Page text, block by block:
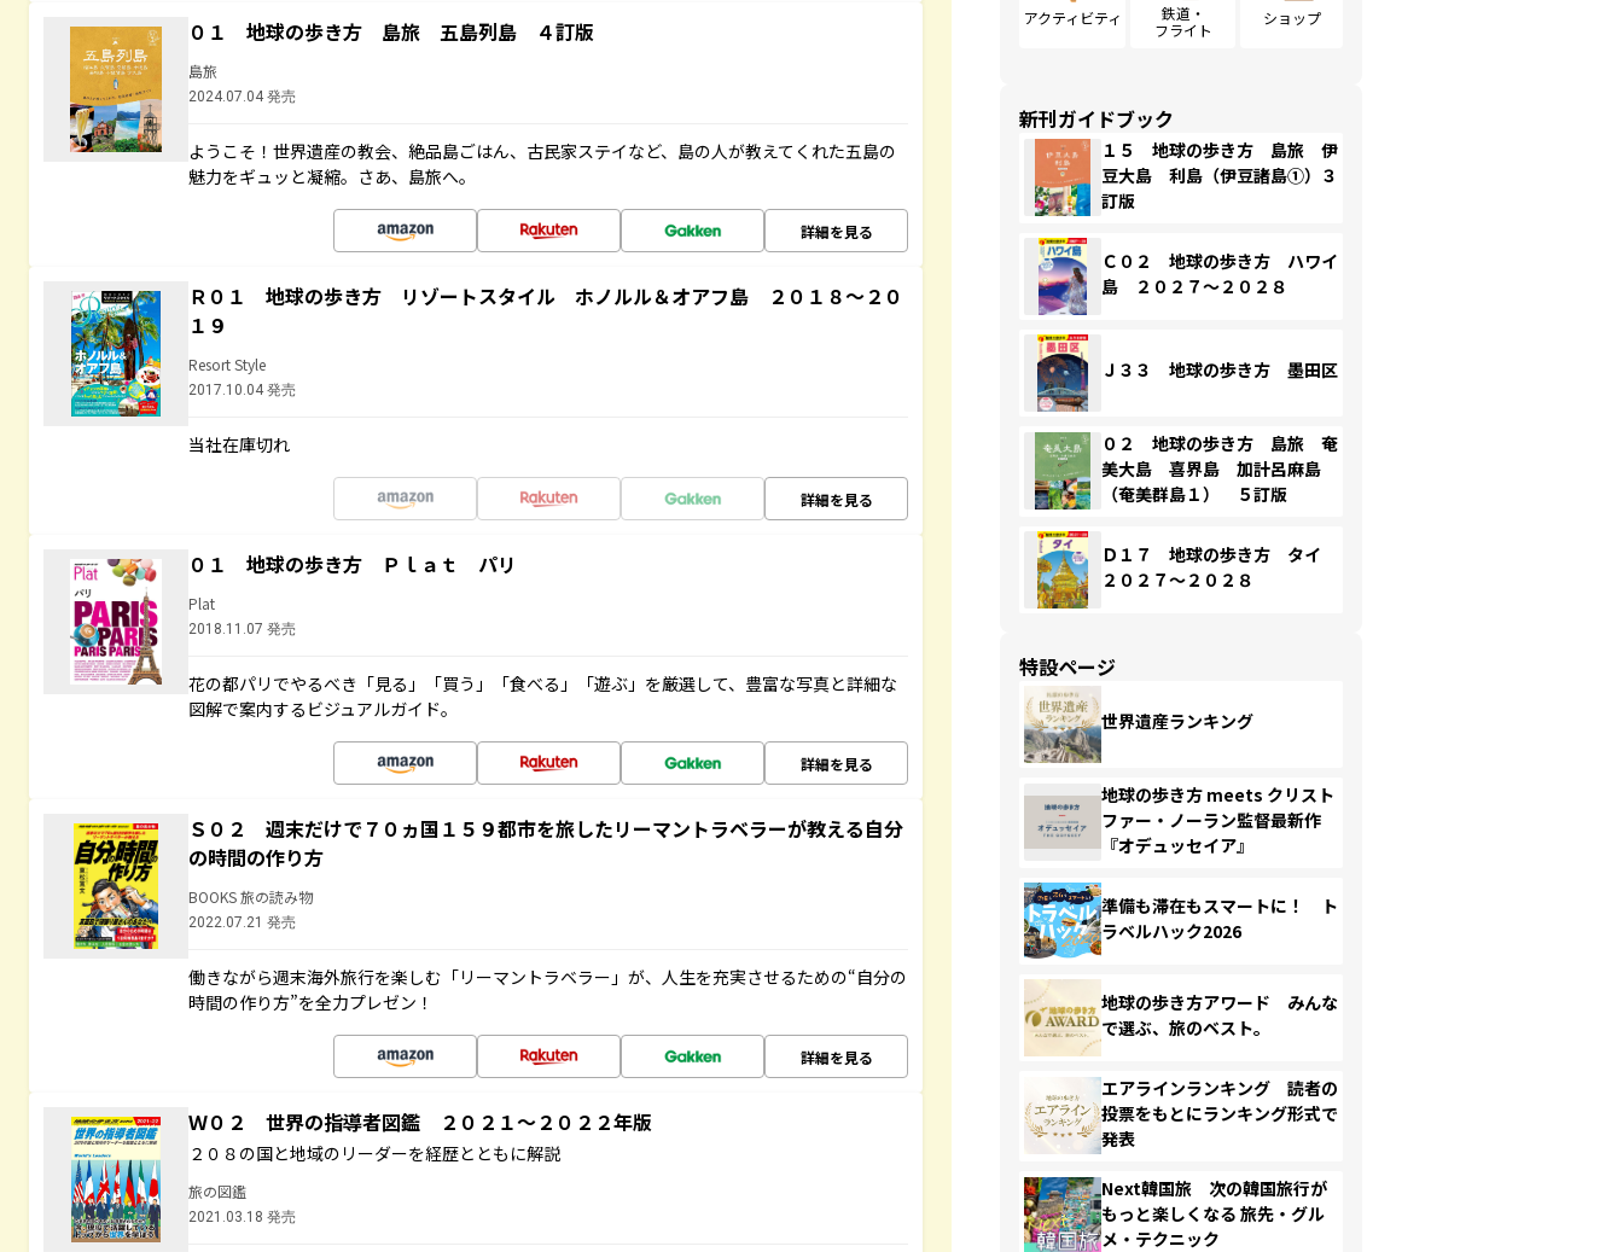
０１ 地球の歩き方 島旅 五島列島 ４訂版
島旅
2024.07.04 発売
ようこそ！世界遺産の教会、絶品島ごはん、古民家ステイなど、島の人が教えてくれた五島の
魅力をギュッと凝縮。さあ、島旅へ。
詳細を見る
Ｒ０１ 地球の歩き方 リゾートスタイル ホノルル＆オアフ島 ２０１８～２０
１９
Resort Style
2017.10.04 発売
当社在庫切れ
詳細を見る
０１ 地球の歩き方 Ｐｌａｔ パリ
Plat
2018.11.07 発売
花の都パリでやるべき「見る」「買う」「食べる」「遊ぶ」を厳選して、豊富な写真と詳細な
図解で案内するビジュアルガイド。
詳細を見る
Ｓ０２ 週末だけで７０ヵ国１５９都市を旅したリーマントラベラーが教える自分
の時間の作り方
BOOKS 旅の読み物
2022.07.21 発売
働きながら週末海外旅行を楽しむ「リーマントラベラー」が、人生を充実させるための“自分の
時間の作り方”を全力プレゼン！
詳細を見る
Ｗ０２ 世界の指導者図鑑 ２０２１～２０２２年版
２０８の国と地域のリーダーを経歴とともに解説
旅の図鑑
2021.03.18 発売
アクティビティ
鉄道・
フライト
ショップ
新刊ガイドブック
１５ 地球の歩き方 島旅 伊
豆大島 利島（伊豆諸島①）３
訂版
Ｃ０２ 地球の歩き方 ハワイ
島 ２０２７～２０２８
Ｊ３３ 地球の歩き方 墨田区
０２ 地球の歩き方 島旅 奄
美大島 喜界島 加計呂麻島
（奄美群島１） ５訂版
Ｄ１７ 地球の歩き方 タイ
２０２７～２０２８
特設ページ
世界遺産ランキング
地球の歩き方 meets クリスト
ファー・ノーラン監督最新作
『オデュッセイア』
準備も滞在もスマートに！ ト
ラベルハック2026
地球の歩き方アワード みんな
で選ぶ、旅のベスト。
エアラインランキング 読者の
投票をもとにランキング形式で
発表
Next韓国旅 次の韓国旅行が
もっと楽しくなる 旅先・グル
メ・テクニック